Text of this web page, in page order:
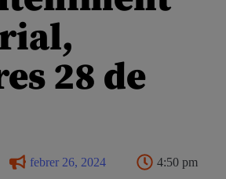
28 de
febrer 26, 2024 4:50 pm